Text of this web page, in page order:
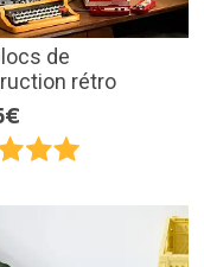
de
rétro